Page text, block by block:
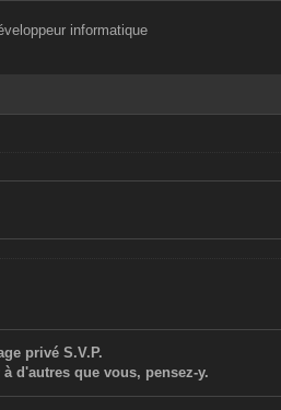
informatique
privé S.V.P.
d'autres que vous, pensez-y.